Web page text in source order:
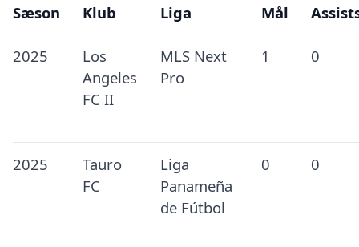
Sæson Klub Liga Mål
2025
Los
Angeles
FC II
MLS Next
Pro
1 0
2025
Tauro
FC
Liga
Panameña
de Fútbol
0 0